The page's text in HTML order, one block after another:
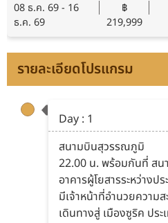
08 ธ.ค. 69 - 16
ธ.ค. 69
฿
219,999
รายละเอียดโปรแกรม
Day : 1
สนามบินสุวรรณภูมิ
22.00 น. พร้อมกันที่ ส
อาคารผู้โยสารระหว่างป
มีเจ้าหน้าที่อำนวยความ
เดินทางสู่ เมืองซูริค ปร